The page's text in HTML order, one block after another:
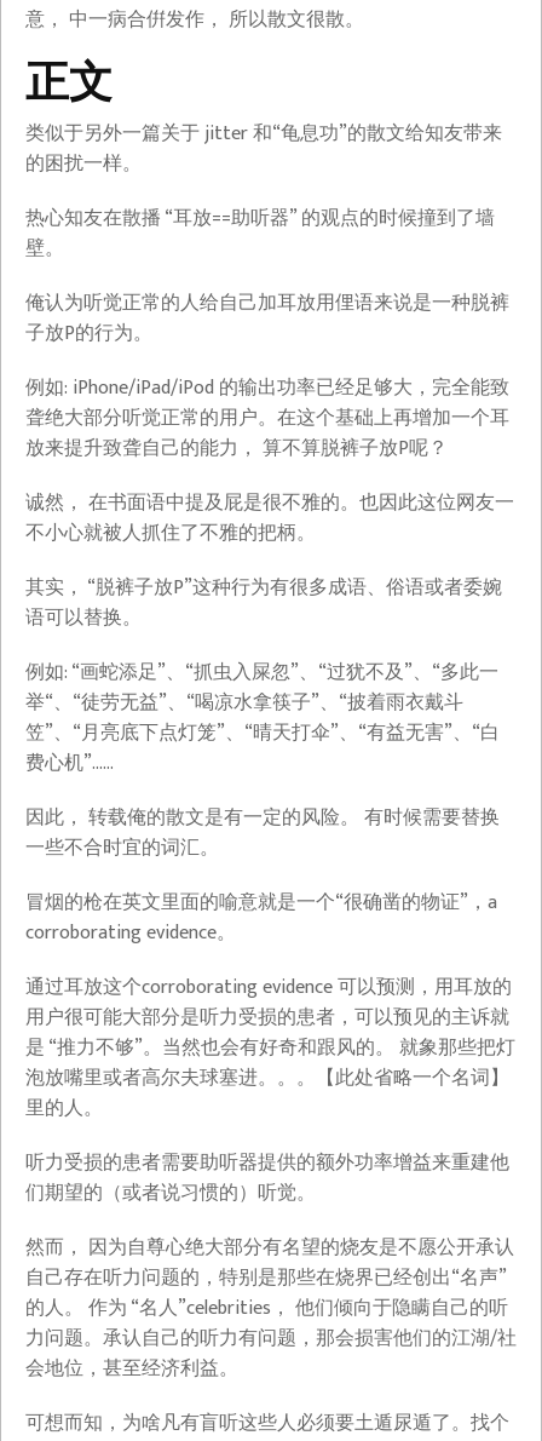
意， 中一病合倂发作， 所以散文很散。
正文
类似于另外一篇关于 jitter 和“龟息功”的散文给知友带来
的困扰一样。
热心知友在散播 “耳放==助听器” 的观点的时候撞到了墙
壁。
俺认为听觉正常的人给自己加耳放用俚语来说是一种脱裤
子放P的行为。
例如: iPhone/iPad/iPod 的输出功率已经足够大，完全能致
聋绝大部分听觉正常的用户。在这个基础上再增加一个耳
放来提升致聋自己的能力， 算不算脱裤子放P呢？
诚然， 在书面语中提及屁是很不雅的。也因此这位网友一
不小心就被人抓住了不雅的把柄。
其实， “脱裤子放P”这种行为有很多成语、俗语或者委婉
语可以替换。
例如: “画蛇添足”、“抓虫入屎忽”、“过犹不及”、“多此一
举“、“徒劳无益”、“喝凉水拿筷子”、“披着雨衣戴斗
笠”、“月亮底下点灯笼”、“晴天打伞”、“有益无害”、“白
费心机”……
因此， 转载俺的散文是有一定的风险。 有时候需要替换
一些不合时宜的词汇。
冒烟的枪在英文里面的喻意就是一个“很确凿的物证”，a
corroborating evidence。
通过耳放这个corroborating evidence 可以预测，用耳放的
用户很可能大部分是听力受损的患者，可以预见的主诉就
是 “推力不够”。当然也会有好奇和跟风的。 就象那些把灯
泡放嘴里或者高尔夫球塞进。。。【此处省略一个名词】
里的人。
听力受损的患者需要助听器提供的额外功率增益来重建他
们期望的（或者说习惯的）听觉。
然而， 因为自尊心绝大部分有名望的烧友是不愿公开承认
自己存在听力问题的，特别是那些在烧界已经创出“名声”
的人。 作为 “名人”celebrities， 他们倾向于隐瞒自己的听
力问题。承认自己的听力有问题，那会损害他们的江湖/社
会地位，甚至经济利益。
可想而知，为啥凡有盲听这些人必须要土遁尿遁了。找个